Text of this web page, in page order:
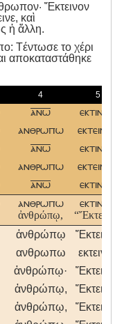
Ἔκτεινον
καὶ
ἡ ἄλλη.
Tέντωσε το χέρι
αποκαταστάθηκε
4 5
ανω εκτινον
ανθρωπω
ανω εκτινον
ανθρωπω
ανω εκτινον
ανθρωπω
ἀνθρώπῳ,
εκτινον
ἀνθρώπῳ
ανθρωπω
ἀνθρώπῳ·
ἀνθρώπῳ,
ἀνθρώπῳ,